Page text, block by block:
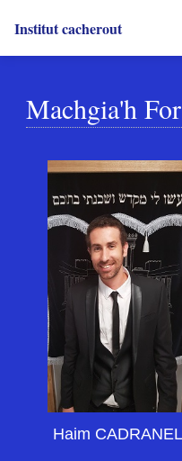
Institut cacherout
Machgia'h
Haim CADRANEL